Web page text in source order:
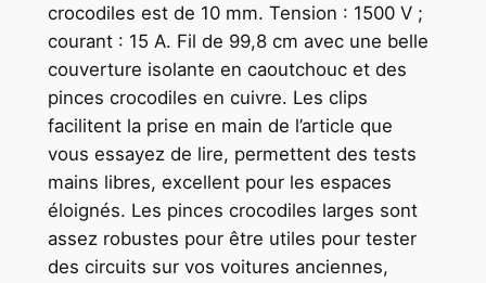
crocodiles est de 10 mm. Tension : 1500 V ;
courant : 15 A. Fil de 99,8 cm avec une belle
couverture isolante en caoutchouc et des
pinces crocodiles en cuivre. Les clips
facilitent la prise en main de l’article que
vous essayez de lire, permettent des tests
mains libres, excellent pour les espaces
éloignés. Les pinces crocodiles larges sont
assez robustes pour être utiles pour tester
des circuits sur vos voitures anciennes,